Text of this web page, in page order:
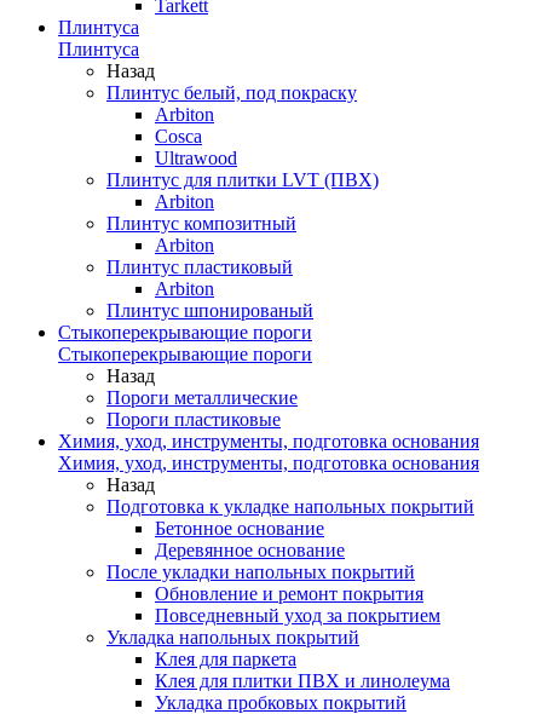
Tarkett
Плинтуса
Плинтуса
Назад
Плинтус белый, под покраску
Arbiton
Cosca
Ultrawood
Плинтус для плитки LVT (ПВХ)
Arbiton
Плинтус композитный
Arbiton
Плинтус пластиковый
Arbiton
Плинтус шпонированый
Стыкоперекрывающие пороги
Стыкоперекрывающие пороги
Назад
Пороги металлические
Пороги пластиковые
Химия, уход, инструменты, подготовка основания
Химия, уход, инструменты, подготовка основания
Назад
Подготовка к укладке напольных покрытий
Бетонное основание
Деревянное основание
После укладки напольных покрытий
Обновление и ремонт покрытия
Повседневный уход за покрытием
Укладка напольных покрытий
Клея для паркета
Клея для плитки ПВХ и линолеума
Укладка пробковых покрытий